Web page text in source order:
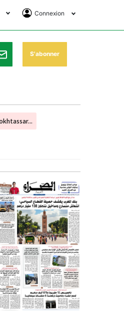
Connexion
Se Connecter
AbonnementS'abonner